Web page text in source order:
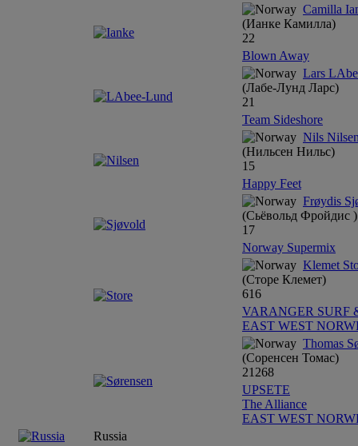
Camilla
(Ианке Камилла)
22
Blown Away
Lars
(Лабе-Лунд Ларс)
21
Team Sideshore
Nils
(Нильсен Нильс)
15
Happy Feet
Frøydis
(Сьёвольд Фройдис )
17
Norway Supermix
Klemet
(Сторе Клемет)
616
VARANGER SURF
EAST WEST
Thomas
(Соренсен Томас)
21 268
UPSETE
The Alliance
EAST WEST
Russia